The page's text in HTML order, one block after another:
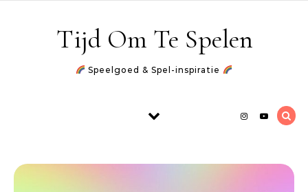
Tijd Om Te Spelen
Speelgoed & Spel-inspiratie